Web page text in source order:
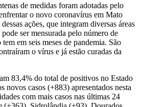
de medidas foram adotadas pelo
o novo coronavírus em Mato
ações, que integram diversas áreas
ser mensurada pelo número de
em seis meses de pandemia. São
o vírus e já estão curadas da
83,4% do total de positivos no Estado
novos casos (+883) apresentados nesta
com mais casos nas últimas 24